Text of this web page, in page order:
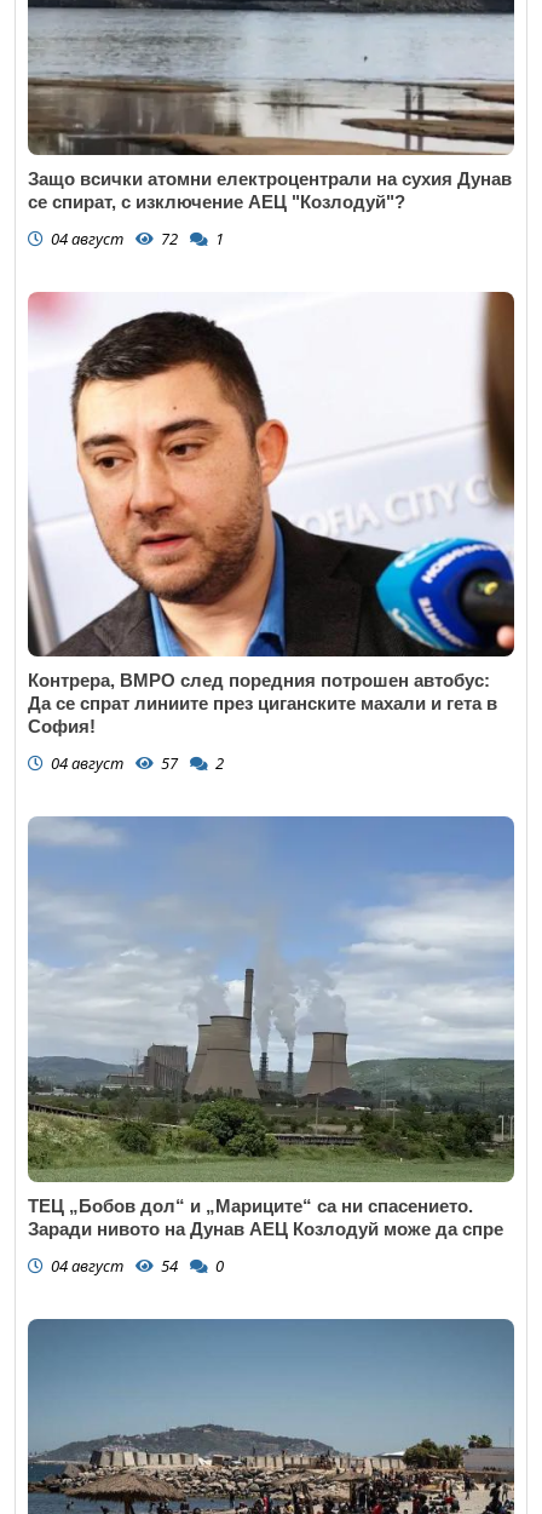
Защо всички атомни електроцентрали на сухия Дунав
се спират, с изключение АЕЦ "Козлодуй"?
04 август 72 1
Контрера, ВМРО след поредния потрошен автобус:
Да се спрат линиите през циганските махали и гета в
София!
04 август 57 2
ТЕЦ „Бобов дол“ и „Мариците“ са ни спасението.
Заради нивото на Дунав АЕЦ Козлодуй може да спре
04 август 54 0